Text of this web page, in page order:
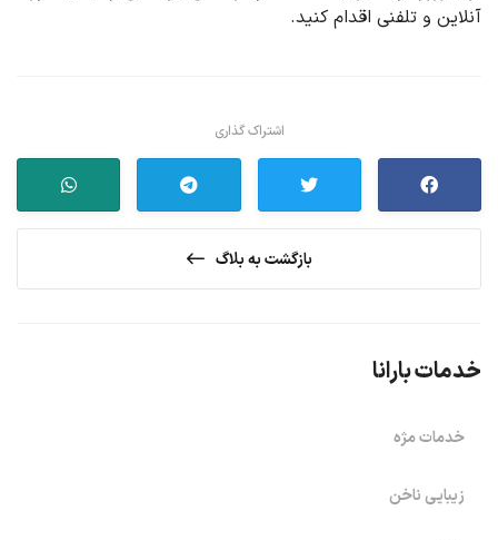
آنلاین و تلفنی اقدام کنید.
اشتراک گذاری
بازگشت به بلاگ
خدمات بارانا
خدمات مژه
زیبایی ناخن